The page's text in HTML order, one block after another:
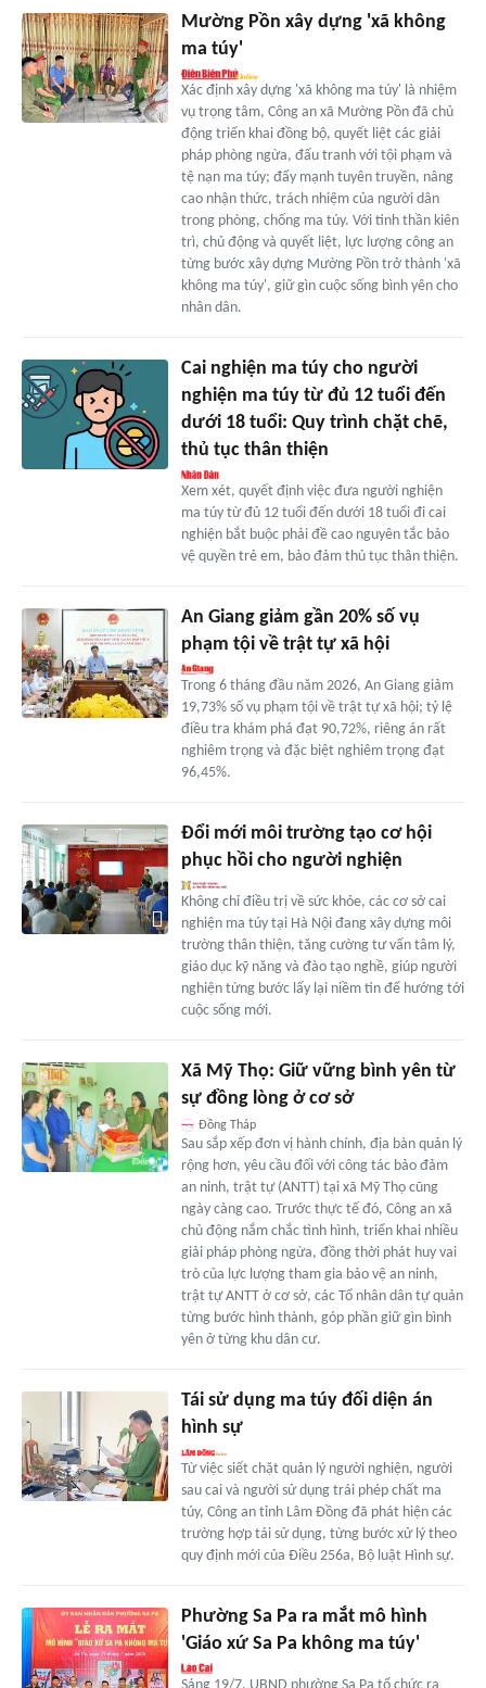
Mường Pồn xây dựng 'xã không
ma túy'
Xác định xây dựng 'xã không ma túy' là nhiệm
vụ trọng tâm, Công an xã Mường Pồn đã chủ
động triển khai đồng bộ, quyết liệt các giải
pháp phòng ngừa, đấu tranh với tội phạm và
tệ nạn ma túy; đẩy mạnh tuyên truyền, nâng
cao nhận thức, trách nhiệm của người dân
trong phòng, chống ma túy. Với tinh thần kiên
trì, chủ động và quyết liệt, lực lượng công an
từng bước xây dựng Mường Pồn trở thành 'xã
không ma túy', giữ gìn cuộc sống bình yên cho
nhân dân.
Cai nghiện ma túy cho người
nghiện ma túy từ đủ 12 tuổi đến
dưới 18 tuổi: Quy trình chặt chẽ,
thủ tục thân thiện
Xem xét, quyết định việc đưa người nghiện
ma túy từ đủ 12 tuổi đến dưới 18 tuổi đi cai
nghiện bắt buộc phải đề cao nguyên tắc bảo
vệ quyền trẻ em, bảo đảm thủ tục thân thiện.
An Giang giảm gần 20% số vụ
phạm tội về trật tự xã hội
Trong 6 tháng đầu năm 2026, An Giang giảm
19,73% số vụ phạm tội về trật tự xã hội; tỷ lệ
điều tra khám phá đạt 90,72%, riêng án rất
nghiêm trọng và đặc biệt nghiêm trọng đạt
96,45%.
Đổi mới môi trường tạo cơ hội
phục hồi cho người nghiện
Không chỉ điều trị về sức khỏe, các cơ sở cai
nghiện ma túy tại Hà Nội đang xây dựng môi
trường thân thiện, tăng cường tư vấn tâm lý,
giáo dục kỹ năng và đào tạo nghề, giúp người
nghiện từng bước lấy lại niềm tin để hướng tới
cuộc sống mới.
Xã Mỹ Thọ: Giữ vững bình yên từ
sự đồng lòng ở cơ sở
Đồng Tháp
Sau sắp xếp đơn vị hành chính, địa bàn quản lý
rộng hơn, yêu cầu đối với công tác bảo đảm
an ninh, trật tự (ANTT) tại xã Mỹ Thọ cũng
ngày càng cao. Trước thực tế đó, Công an xã
chủ động nắm chắc tình hình, triển khai nhiều
giải pháp phòng ngừa, đồng thời phát huy vai
trò của lực lượng tham gia bảo vệ an ninh,
trật tự ANTT ở cơ sở, các Tổ nhân dân tự quản
từng bước hình thành, góp phần giữ gìn bình
yên ở từng khu dân cư.
Tái sử dụng ma túy đối diện án
hình sự
Từ việc siết chặt quản lý người nghiện, người
sau cai và người sử dụng trái phép chất ma
túy, Công an tỉnh Lâm Đồng đã phát hiện các
trường hợp tái sử dụng, từng bước xử lý theo
quy định mới của Điều 256a, Bộ luật Hình sự.
Phường Sa Pa ra mắt mô hình
'Giáo xứ Sa Pa không ma túy'